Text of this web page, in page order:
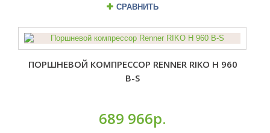
СРАВНИТЬ
ПОРШНЕВОЙ КОМПРЕССОР RENNER RIKO H 960
B-S
689 966р.